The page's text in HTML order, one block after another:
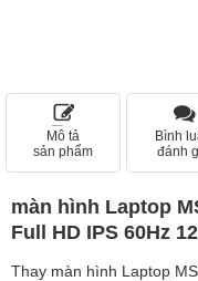
Mô tả
sản phẩm
Bình
đánh
màn hình Laptop
Full HD IPS 60Hz
Thay màn hình Laptop